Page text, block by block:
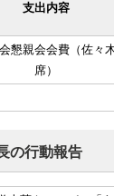
支出内容
懇親会会費（佐々
席）
の行動報告